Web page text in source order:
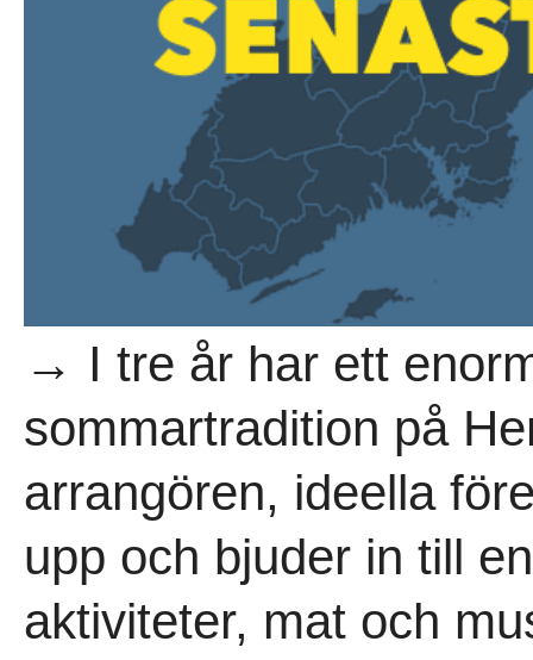
→ I tre år har ett
sommartradition på
arrangören, ideella
upp och bjuder in till
aktiviteter, mat och